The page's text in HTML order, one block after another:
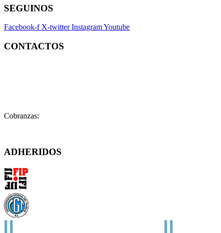
SEGUINOS
Facebook-f X-twitter InstagramYoutube
CONTACTOS
Cobranzas:
ADHERIDOS